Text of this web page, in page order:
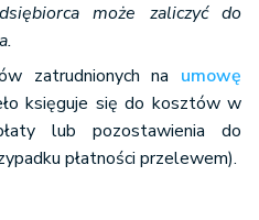
może zaliczyć do
zatrudnionych na umowę
księguje się do kosztów w
lub pozostawienia do
płatności przelewem).